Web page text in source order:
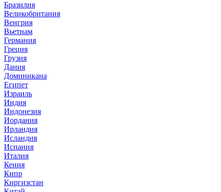
Бразилия
Великобритания
Венгрия
Вьетнам
Германия
Греция
Грузия
Дания
Доминикана
Египет
Израиль
Индия
Индонезия
Иордания
Ирландия
Исландия
Испания
Италия
Кения
Кипр
Киргизстан